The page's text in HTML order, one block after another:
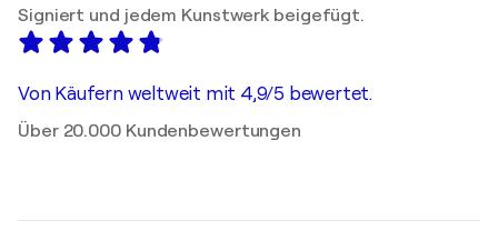
Signiert und jedem Kunstwerk beigefügt.
Von Käufern weltweit mit 4,9/5 bewertet.
Über 20.000 Kundenbewertungen